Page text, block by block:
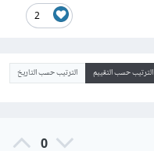
2
الترتيب حسب التقييم الترتيب حسب التاريخ
0